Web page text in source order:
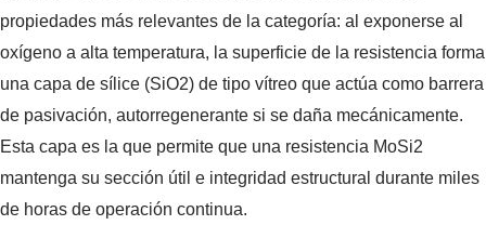
propiedades más relevantes de la categoría: al exponerse al
oxígeno a alta temperatura, la superficie de la resistencia forma
una capa de sílice (SiO2) de tipo vítreo que actúa como barrera
de pasivación, autorregenerante si se daña mecánicamente.
Esta capa es la que permite que una resistencia MoSi2
mantenga su sección útil e integridad estructural durante miles
de horas de operación continua.